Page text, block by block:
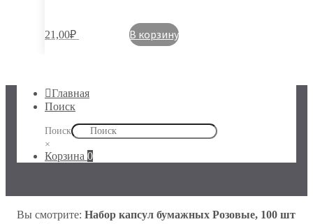
21,00₽ В корзину
Главная
Поиск
Поиск
×
Корзина 0
Вы смотрите: Набор капсул бумажных Розовые, 100 шт